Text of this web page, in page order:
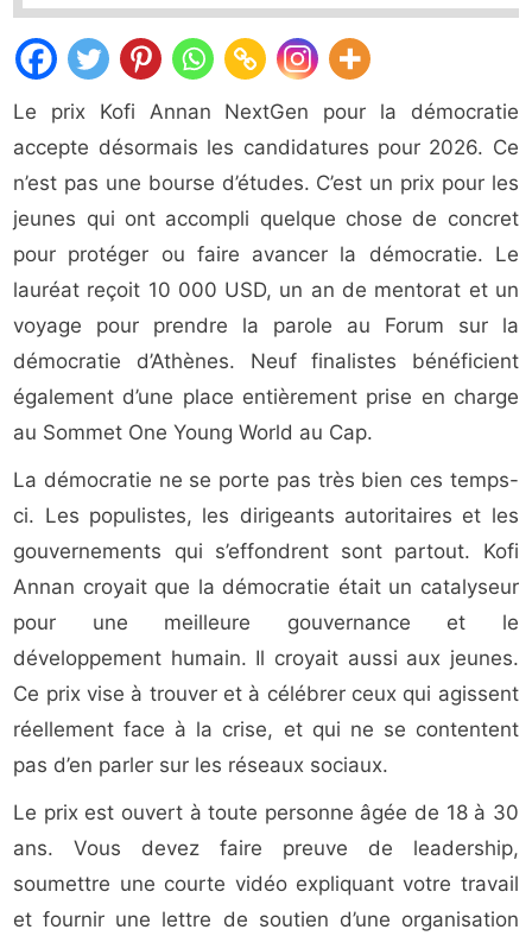
Le prix Kofi Annan NextGen pour la démocratie
accepte désormais les candidatures pour 2026. Ce
n’est pas une bourse d’études. C’est un prix pour les
jeunes qui ont accompli quelque chose de concret
pour protéger ou faire avancer la démocratie. Le
lauréat reçoit 10 000 USD, un an de mentorat et un
voyage pour prendre la parole au Forum sur la
démocratie d’Athènes. Neuf finalistes bénéficient
également d’une place entièrement prise en charge
au Sommet One Young World au Cap.
La démocratie ne se porte pas très bien ces temps-
ci. Les populistes, les dirigeants autoritaires et les
gouvernements qui s’effondrent sont partout. Kofi
Annan croyait que la démocratie était un catalyseur
pour une meilleure gouvernance et le
développement humain. Il croyait aussi aux jeunes.
Ce prix vise à trouver et à célébrer ceux qui agissent
réellement face à la crise, et qui ne se contentent
pas d’en parler sur les réseaux sociaux.
Le prix est ouvert à toute personne âgée de 18 à 30
ans. Vous devez faire preuve de leadership,
soumettre une courte vidéo expliquant votre travail
et fournir une lettre de soutien d’une organisation